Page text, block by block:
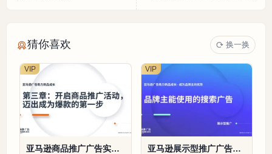
猜你喜欢 换一换
亚马逊商品推广广告实战
VIP
亚马逊展示型推广广告策
VIP